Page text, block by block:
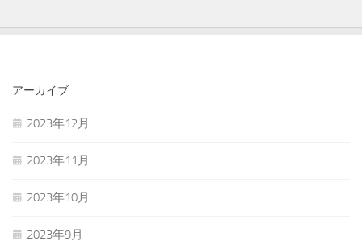
アーカイブ
2023年12月
2023年11月
2023年10月
2023年9月